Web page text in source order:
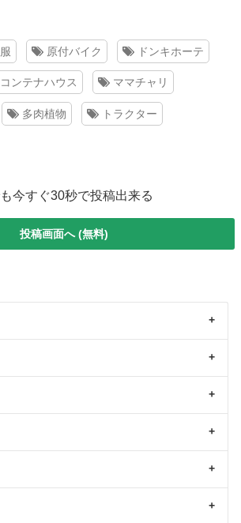
原付バイク ドンキホーテ
コンテナハウス ママチャリ
多肉植物 トラクター
今すぐ30秒で投稿出来る
投稿画面へ (無料)